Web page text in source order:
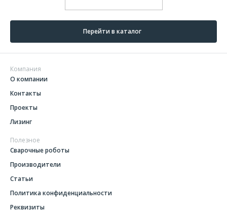
Перейти в каталог
Компания
О компании
Контакты
Проекты
Лизинг
Полезное
Сварочные роботы
Производители
Статьи
Политика конфиденциальности
Реквизиты